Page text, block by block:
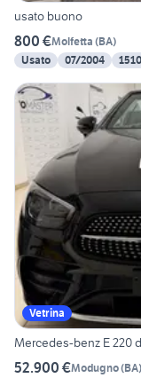
usato buono
800 €Molfetta (BA)
Usato
07/2004
Vetrina
Mercedes-benz E 220
52.900 €Modugno(BA)